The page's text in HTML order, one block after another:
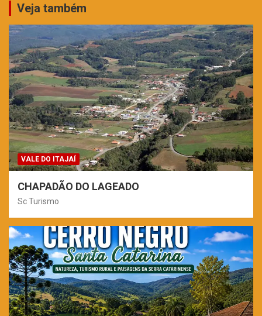
Veja também
VALE DO ITAJAÍ
CHAPADÃO DO LAGEADO
Sc Turismo